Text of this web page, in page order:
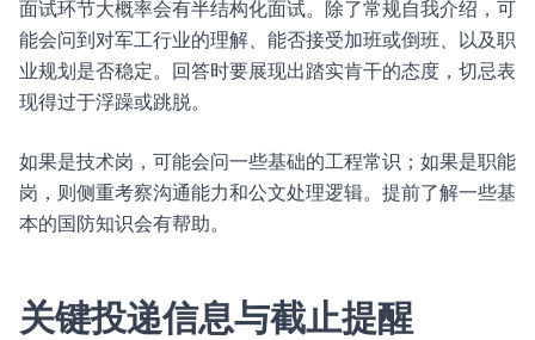
面试环节大概率会有半结构化面试。除了常规自我介绍，可
能会问到对军工行业的理解、能否接受加班或倒班、以及职
业规划是否稳定。回答时要展现出踏实肯干的态度，切忌表
现得过于浮躁或跳脱。
如果是技术岗，可能会问一些基础的工程常识；如果是职能
岗，则侧重考察沟通能力和公文处理逻辑。提前了解一些基
本的国防知识会有帮助。
关键投递信息与截止提醒